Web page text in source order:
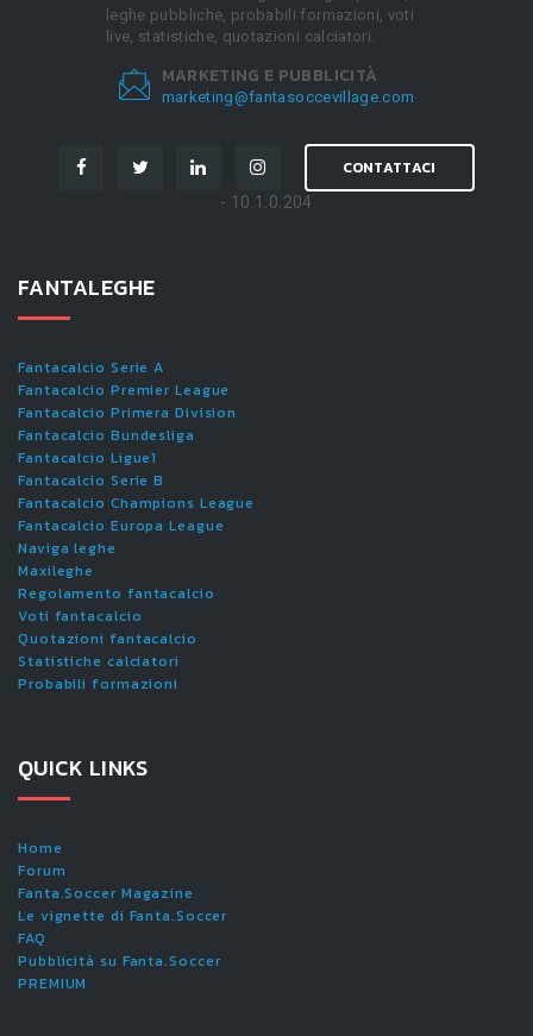
leghe pubbliche, probabili formazioni, voti
live, statistiche, quotazioni calciatori.
MARKETING E PUBBLICITÀ
marketing@fantasoccevillage.com
CONTATTACI
- 10.1.0.204
FANTALEGHE
Fantacalcio Serie A
Fantacalcio Premier League
Fantacalcio Primera Division
Fantacalcio Bundesliga
Fantacalcio Ligue1
Fantacalcio Serie B
Fantacalcio Champions League
Fantacalcio Europa League
Naviga leghe
Maxileghe
Regolamento fantacalcio
Voti fantacalcio
Quotazioni fantacalcio
Statistiche calciatori
Probabili formazioni
QUICK LINKS
Home
Forum
Fanta.Soccer Magazine
Le vignette di Fanta.Soccer
FAQ
Pubblicità su Fanta.Soccer
PREMIUM